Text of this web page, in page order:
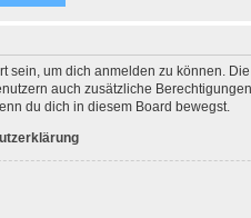
sein, um dich anmelden zu können.
auch zusätzliche
du dich in diesem Board bewegst.